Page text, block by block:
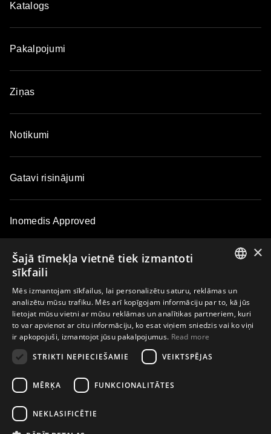
Katalogs
Pakalpojumi
Ziņas
Notikumi
Gatavi risinājumi
Inomedis Approved
Kontakti
Par kompāniju
Abonējiet e-pasta biļetenu un pirmais uzziniet par ekskluzīviem
piedāvājumiem, ziņām, pasākumiem un meistarklasēm
LATVIAN
LITHUANIAN
×
Šajā tīmekļa vietnē tiek izmantoti
sīkfaili
Mēs izmantojam sīkfailus, lai personalizētu saturu, reklāmas un
analizētu mūsu trafiku. Mēs arī kopīgojam informāciju par to, kā jūs
lietojat mūsu vietni ar mūsu reklāmas un analītikas partneriem, kuri
to var apvienot ar citu informāciju, ko esat viņiem sniedzis vai ko viņi
ir apkopojuši, izmantojot jūsu pakalpojumus. Read more
STRIKTI NEPIECIEŠAMIE
VEIKTSPĒJAS
MĒRĶA FUNKCIONALITĀTES
NEKLASIFICĒTIE